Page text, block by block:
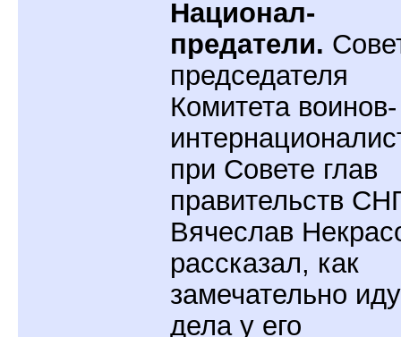
Национал-
предатели.
председателя
Комитета воинов-
при Совете глав
правительств
Вячеслав
рассказал, как
замечательно
дела у его